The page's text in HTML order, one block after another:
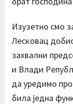
Изузетно смо
Лесковац
захвални
и Влади
да уредимо
била једна